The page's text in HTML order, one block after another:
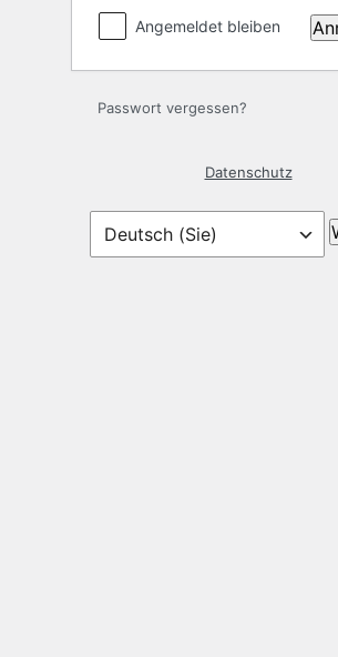
Angemeldet bleiben
Passwort vergessen?
Datenschutz
Sprache